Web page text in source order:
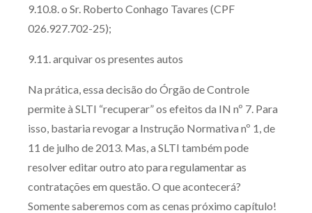
9.10.8. o Sr. Roberto Conhago Tavares (CPF
026.927.702-25);
9.11. arquivar os presentes autos
Na prática, essa decisão do Órgão de Controle
permite à SLTI “recuperar” os efeitos da IN nº 7. Para
isso, bastaria revogar a Instrução Normativa nº 1, de
11 de julho de 2013. Mas, a SLTI também pode
resolver editar outro ato para regulamentar as
contratações em questão. O que acontecerá?
Somente saberemos com as cenas próximo capítulo!